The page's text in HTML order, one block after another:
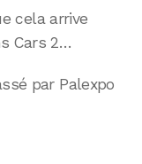
cela arrive
Cars 2…
par Palexpo